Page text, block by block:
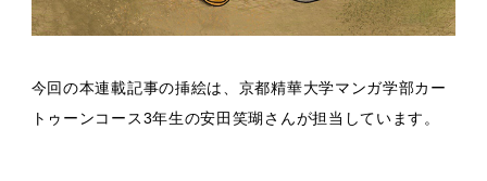
今回の本連載記事の挿絵は、京都精華大学マンガ学部カー
トゥーンコース3年生の安田笑瑚さんが担当しています。